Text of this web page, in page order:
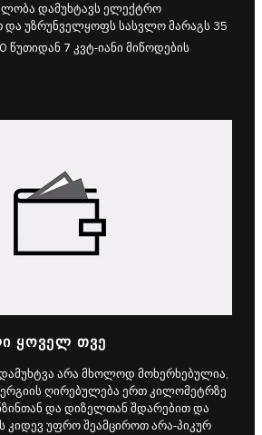
დამუხტავს ელექტრო
უზრუნველყოფს სასვლო მარაგს 35
წუთიდან 7 კვტ-იანი მიწოდების
ᲧᲝᲕᲔᲚ ᲗᲕᲔ
არა მხოლოდ მოხერხებულია,
ღირებულება ერთ კილომეტრზე
და დიზელთან შდარებით და
კიდევ უფრო შეამციროთ არა-პიკურ